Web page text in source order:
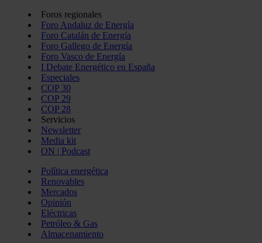
Foros regionales
Foro Andaluz de Energía
Foro Catalán de Energía
Foro Gallego de Energía
Foro Vasco de Energía
I Debate Energético en España
Especiales
COP 30
COP 29
COP 28
Servicios
Newsletter
Media kit
ON | Podcast
Política energética
Renovables
Mercados
Opinión
Eléctricas
Petróleo & Gas
Almacenamiento